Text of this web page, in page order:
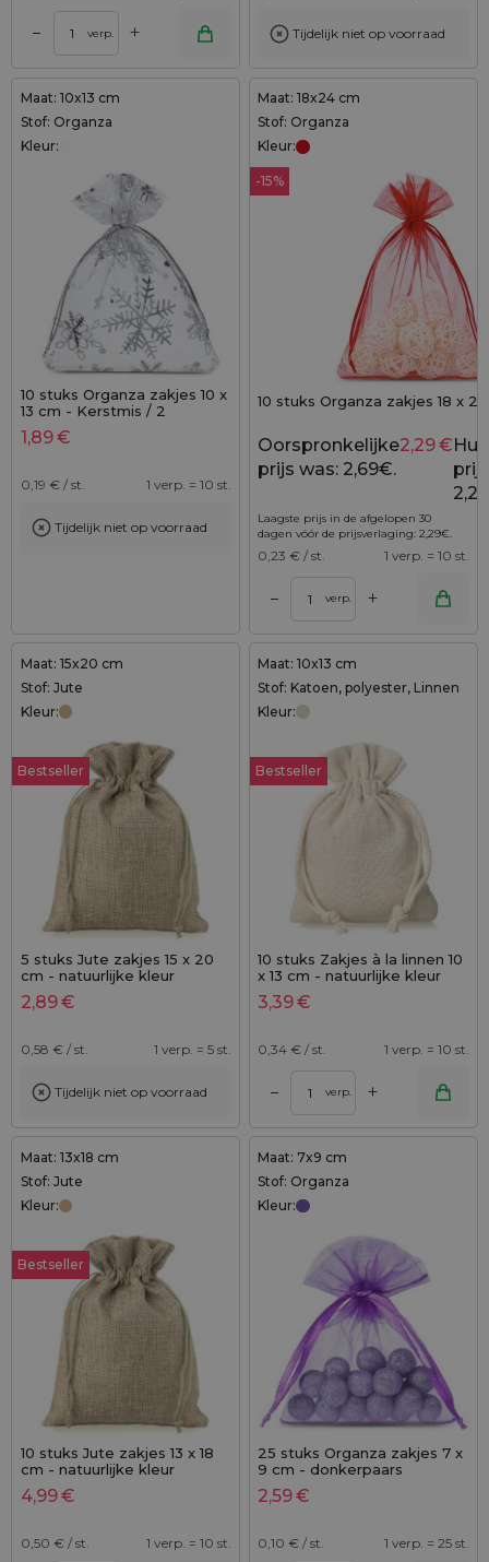
– verp. + Tijdelijk niet op voorraad
Maat: 10x13 cm
Stof: Organza
Kleur:
10 stuks Organza zakjes 10 x
13 cm - Kerstmis / 2
1,89€
0,19 € / st. 1 verp. = 10 st.
Tijdelijk niet op voorraad
Maat: 18x24 cm
Stof: Organza
Kleur:
-15%
10 stuks Organza zakjes 18 x
Oorspronkelijke
prijs was: 2,69€.
2,29€
Laagste prijs in de afgelopen 30
dagen vóór de prijsverlaging:2,29€
0,23 € / st. 1 verp. = 10 st.
– verp. +
Maat: 15x20 cm
Stof: Jute
Kleur:
Bestseller
5 stuks Jute zakjes 15 x 20
cm - natuurlijke kleur
2,89€
0,58 € / st. 1 verp. = 5 st.
Tijdelijk niet op voorraad
Maat: 10x13 cm
Stof: Katoen, polyester, Linnen
Kleur:
Bestseller
10 stuks Zakjes à la linnen 10
x 13 cm - natuurlijke kleur
3,39€
0,34 € / st. 1 verp. = 10 st.
– verp. +
Maat: 13x18 cm
Stof: Jute
Kleur:
Bestseller
10 stuks Jute zakjes 13 x 18
cm - natuurlijke kleur
4,99€
0,50 € / st. 1 verp. = 10 st.
Maat: 7x9 cm
Stof: Organza
Kleur:
25 stuks Organza zakjes 7 x
9 cm - donkerpaars
2,59€
0,10 € / st. 1 verp. = 25 st.